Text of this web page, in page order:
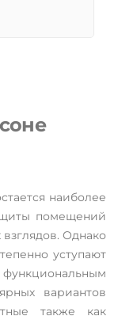
наиболее
помещений
Однако
уступают
вариантов
также как